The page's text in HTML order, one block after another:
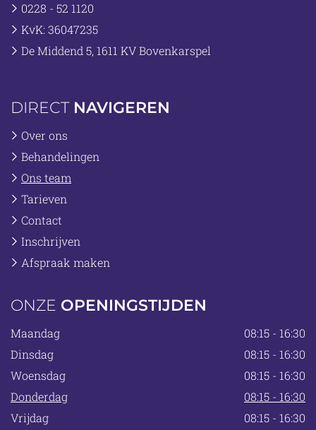
0228 - 52 1120
KvK: 36047235
De Middend 5, 1611 KV Bovenkarspel
DIRECT NAVIGEREN
Over ons
Behandelingen
Ons team
Tarieven
Contact
Inschrijven
Afspraak maken
ONZE OPENINGSTIJDEN
Maandag
08:15 - 16:30
Dinsdag
08:15 - 16:30
Woensdag
08:15 - 16:30
Donderdag
08:15 - 16:30
Vrijdag
08:15 - 16:30